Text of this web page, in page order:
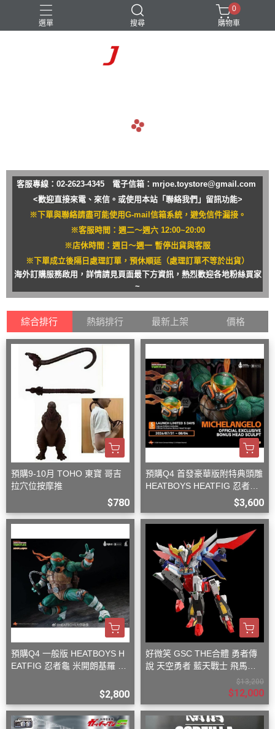
選單 搜尋
0
購物車
客服專線：02-2623-4345 電子信箱： mrjoe.toystore@gmail.com
<歡迎直接來電、來信。或使用本站「聯絡我們」留訊功能>
※下單與聯絡請盡可能使用G-mail信箱系統，避免信件漏接。
※客服時間：週二～週六 12:00~20:00
※店休時間：週日～週一 暫停出貨與客服
※下單成立後隔日處理訂單，預休順延（處理訂單不等於出貨）
海外訂購服務啟用，詳情請見頁面最下方資訊，熱烈歡迎各地粉絲買家
~
綜合排行 熱銷排行 最新上架 價格
預購9-10月 TOHO 東寶 哥吉
拉穴位按摩推
$780
預購Q4 首發豪華版附特典頭雕
HEATBOYS HEATFIG 忍者龜
$3,600
預購Q4 一般版 HEATBOYS H
EATFIG 忍者龜 米開朗基羅 1/
$2,800
好微笑 GSC THE合體 勇者傳
說 天空勇者 藍天戰士 飛馬戰
$13,200
$12,000